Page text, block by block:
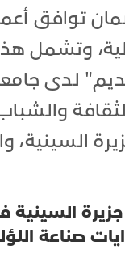
توافق
وتشمل
لدى
السينية،
صناعة